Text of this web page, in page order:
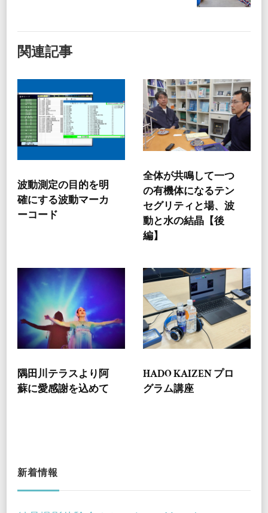
関連記事
波動測定の目的を明
確にする波動マーカ
ーコード
全体が共鳴して一つ
の有機体になるテン
セグリティと場、波
動と水の結晶【後
編】
隅田川テラスより阿
蘇に愛感謝を込めて
HADO KAIZEN プロ
グラム講座
新着情報